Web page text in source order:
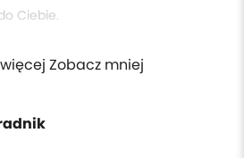
Ciebie.
Zobacz mniej